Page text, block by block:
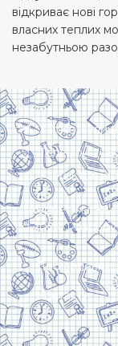
відкриває нові
власних теплих
незабутньою
Харків,
Телефон:
E-Mail:
Інтернет-
© 2024.
Про
Контакти